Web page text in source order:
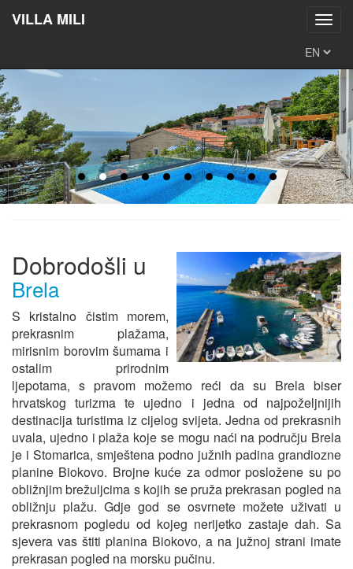
VILLA MILI
Dobrodošli u
Brela
S kristalno čistim morem,
prekrasnim plažama,
mirisnim borovim šumama i
ostalim prirodnim
ljepotama, s pravom možemo reći da su Brela biser
hrvatskog turizma te ujedno i jedna od najpoželjnijih
destinacija turistima iz cijelog svijeta. Jedna od prekrasnih
uvala, ujedno i plaža koje se mogu naći na području Brela
je i Stomarica, smještena podno južnih padina grandiozne
planine Biokovo. Brojne kuće za odmor posložene su po
obližnjim brežuljcima s kojih se pruža prekrasan pogled na
obližnju plažu. Gdje god se osvrnete možete uživati u
prekrasnom pogledu od kojeg nerijetko zastaje dah. Sa
sjevera vas štiti planina Biokovo, a na južnoj strani imate
prekrasan pogled na morsku pučinu.